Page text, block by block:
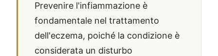
Prevenire l'infiammazione è
fondamentale nel trattamento
dell'eczema, poiché la condizione è
considerata un disturbo